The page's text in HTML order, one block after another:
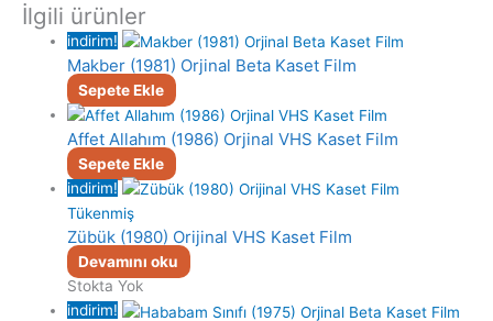
İlgili ürünler
indirim!
Makber (1981) Orjinal Beta Kaset Film
Sepete Ekle
Affet Allahım (1986) Orjinal VHS Kaset Film
Sepete Ekle
indirim!
Tükenmiş
Zübük (1980) Orijinal VHS Kaset Film
Devamını oku
Stokta Yok
indirim!